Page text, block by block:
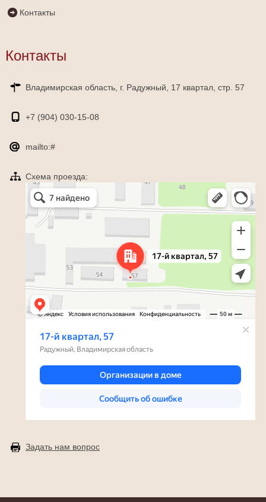
Контакты
Контакты
Владимирская область, г. Радужный, 17 квартал, стр. 57
+7 (904) 030-15-08
mailto:#
Схема проезда:
Яндекс Карты
Радужный — Яндекс Карты
Задать нам вопрос